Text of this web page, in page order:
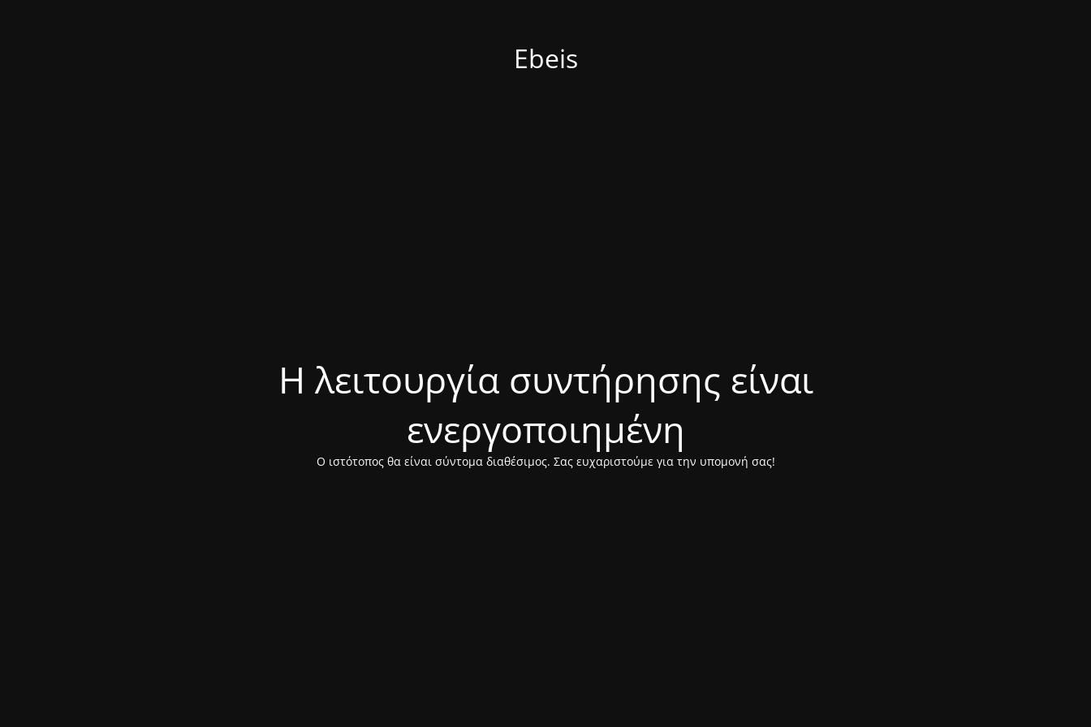
Ebeis
Η λειτουργία συντήρησης είναι
ενεργοποιημένη
Ο ιστότοπος θα είναι σύντομα διαθέσιμος. Σας ευχαριστούμε για την υπομονή σας!